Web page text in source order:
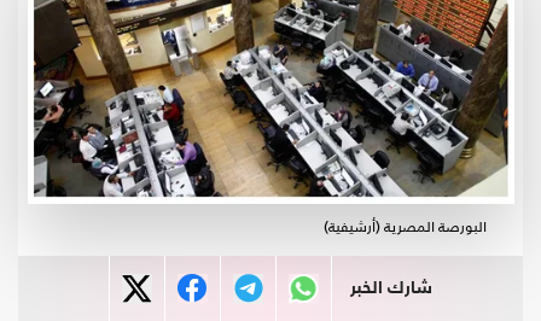
البورصة المصرية (أرشيفية)
شارك الخبر